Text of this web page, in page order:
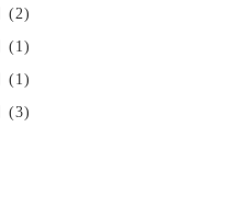
(2)
(1)
(1)
(3)